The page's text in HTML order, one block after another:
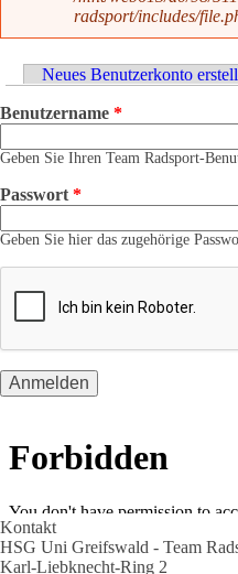
radsport/includes/
Haupt-Reiter
Neues Benutzerkonto
Benutzername *
Geben Sie Ihren Team Radsport-
Passwort *
Geben Sie hier das zugehörige
Kontakt
HSG Uni Greifswald - Team
Karl-Liebknecht-Ring 2